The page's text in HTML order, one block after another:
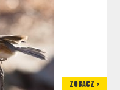
ZOBACZ >